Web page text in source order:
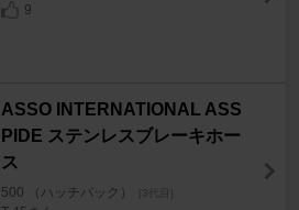
9
ASSO INTERNATIONAL ASS
PIDE ステンレスブレーキホー
ス
500 （ハッチバック） [3代目]